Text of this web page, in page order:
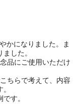
かになりました。ま
した。
品にご使用いただけ
ちらで考えて、内容
す。